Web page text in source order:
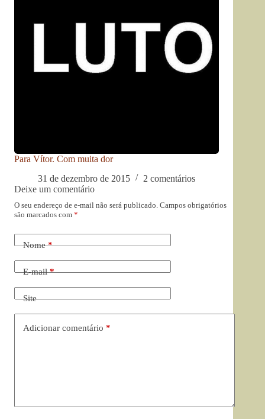
Para Vítor. Com muita dor
31 de dezembro de 2015
2 comentários
Deixe um comentário
O seu endereço de e-mail não será publicado. Campos obrigatórios
são marcados com *
Nome*
E-mail*
Site
Adicionar comentário *